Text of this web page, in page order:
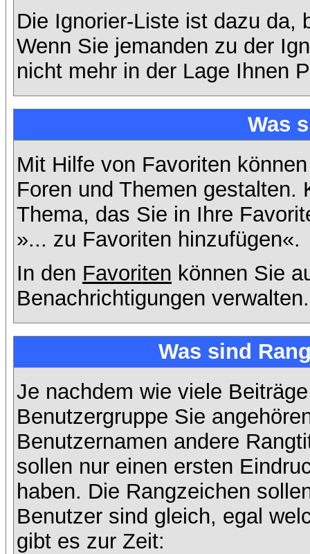
Die Ignorier-Liste ist dazu da,
Wenn Sie jemanden zu der
nicht mehr in der Lage Ihnen
Was
Mit Hilfe von Favoriten
Foren und Themen gestalten.
Thema, das Sie in Ihre
»... zu Favoriten hinzufügen«.
In den Favoriten können Sie
Benachrichtigungen verwalten.
Was sind
Je nachdem wie viele
Benutzergruppe Sie
Benutzernamen andere
sollen nur einen ersten
haben. Die Rangzeichen
Benutzer sind gleich, egal
gibt es zur Zeit: